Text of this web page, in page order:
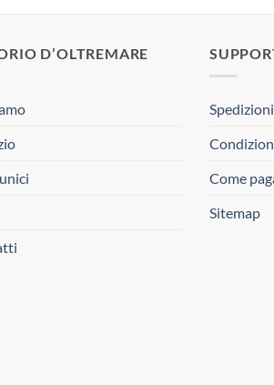
D’OLTREMARE
Come
Sitemap